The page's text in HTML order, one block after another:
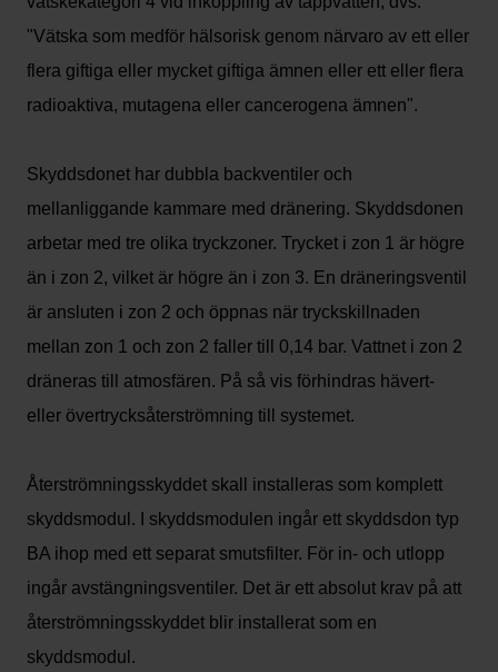
"Vätska som medför hälsorisk genom närvaro av ett eller
flera giftiga eller mycket giftiga ämnen eller ett eller flera
radioaktiva, mutagena eller cancerogena ämnen".
Skyddsdonet har dubbla backventiler och
mellanliggande kammare med dränering. Skyddsdonen
arbetar med tre olika tryckzoner. Trycket i zon 1 är högre
än i zon 2, vilket är högre än i zon 3. En dräneringsventil
är ansluten i zon 2 och öppnas när tryckskillnaden
mellan zon 1 och zon 2 faller till 0,14 bar. Vattnet i zon 2
dräneras till atmosfären. På så vis förhindras hävert-
eller övertrycksåterströmning till systemet.
Återströmningsskyddet skall installeras som komplett
skyddsmodul. I skyddsmodulen ingår ett skyddsdon typ
BA ihop med ett separat smutsfilter. För in- och utlopp
ingår avstängningsventiler. Det är ett absolut krav på att
återströmningsskyddet blir installerat som en
skyddsmodul.